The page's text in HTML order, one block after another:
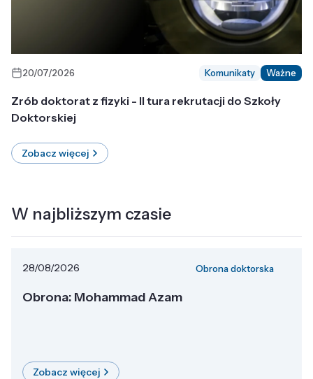
20/07/2026 Komunikaty Ważne
Zrób doktorat z fizyki - II tura rekrutacji do Szkoły
Doktorskiej
Zobacz więcej
W najbliższym czasie
28/08/2026 Obrona doktorska
Obrona: Mohammad Azam
Zobacz więcej